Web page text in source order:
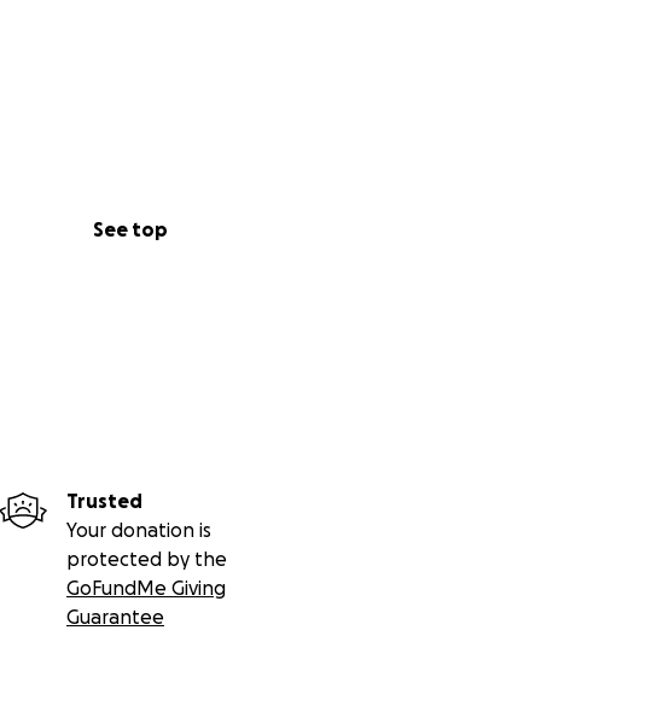
See top
Trusted
Your donation is
protected by the
GoFundMe Giving
Guarantee